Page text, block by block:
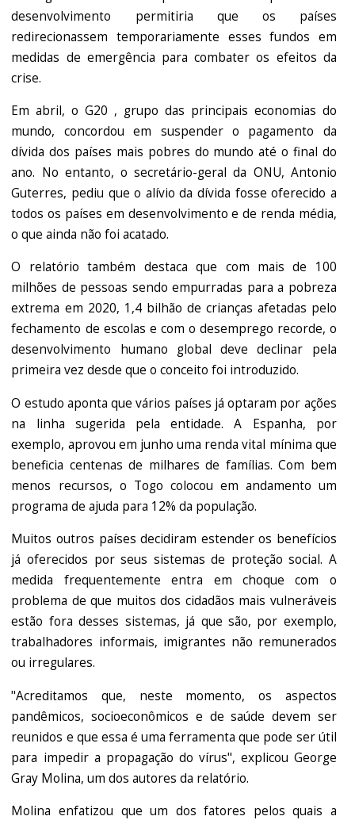
desenvolvimento permitiria que os países
redirecionassem temporariamente esses fundos em
medidas de emergência para combater os efeitos da
crise.
Em abril, o G20 , grupo das principais economias do
mundo, concordou em suspender o pagamento da
dívida dos países mais pobres do mundo até o final do
ano. No entanto, o secretário-geral da ONU, Antonio
Guterres, pediu que o alívio da dívida fosse oferecido a
todos os países em desenvolvimento e de renda média,
o que ainda não foi acatado.
O relatório também destaca que com mais de 100
milhões de pessoas sendo empurradas para a pobreza
extrema em 2020, 1,4 bilhão de crianças afetadas pelo
fechamento de escolas e com o desemprego recorde, o
desenvolvimento humano global deve declinar pela
primeira vez desde que o conceito foi introduzido.
O estudo aponta que vários países já optaram por ações
na linha sugerida pela entidade. A Espanha, por
exemplo, aprovou em junho uma renda vital mínima que
beneficia centenas de milhares de famílias. Com bem
menos recursos, o Togo colocou em andamento um
programa de ajuda para 12% da população.
Muitos outros países decidiram estender os benefícios
já oferecidos por seus sistemas de proteção social. A
medida frequentemente entra em choque com o
problema de que muitos dos cidadãos mais vulneráveis
estão fora desses sistemas, já que são, por exemplo,
trabalhadores informais, imigrantes não remunerados
ou irregulares.
"Acreditamos que, neste momento, os aspectos
pandêmicos, socioeconômicos e de saúde devem ser
reunidos e que essa é uma ferramenta que pode ser útil
para impedir a propagação do vírus", explicou George
Gray Molina, um dos autores da relatório.
Molina enfatizou que um dos fatores pelos quais a